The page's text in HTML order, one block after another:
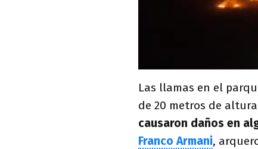
Las llamas en el
de 20 metros de
causaron daños en
Franco Armani,